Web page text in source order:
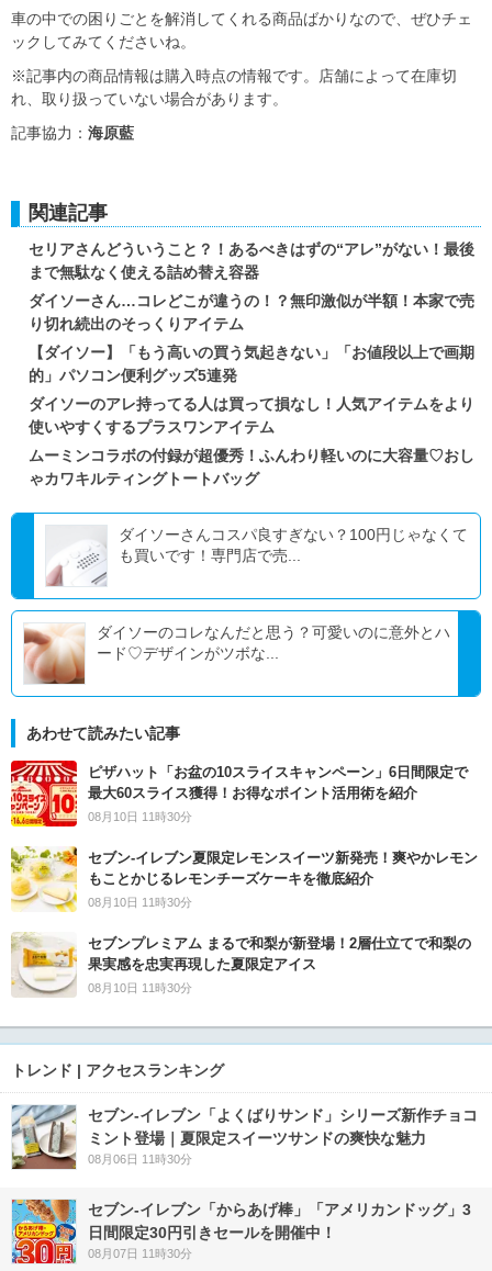
車の中での困りごとを解消してくれる商品ばかりなので、ぜひチェ
ックしてみてくださいね。
※記事内の商品情報は購入時点の情報です。店舗によって在庫切
れ、取り扱っていない場合があります。
記事協力： 海原藍
関連記事
セリアさんどういうこと？！あるべきはずの“アレ”がない！最後
まで無駄なく使える詰め替え容器
ダイソーさん…コレどこが違うの！？無印激似が半額！本家で売
り切れ続出のそっくりアイテム
【ダイソー】「もう高いの買う気起きない」「お値段以上で画期
的」パソコン便利グッズ5連発
ダイソーのアレ持ってる人は買って損なし！人気アイテムをより
使いやすくするプラスワンアイテム
ムーミンコラボの付録が超優秀！ふんわり軽いのに大容量♡おし
ゃカワキルティングトートバッグ
ダイソーさんコスパ良すぎない？100円じゃなくて
も買いです！専門店で売...
ダイソーのコレなんだと思う？可愛いのに意外とハ
ード♡デザインがツボな...
あわせて読みたい記事
ピザハット「お盆の10スライスキャンペーン」6日間限定で
最大60スライス獲得！お得なポイント活用術を紹介
08月10日 11時30分
セブン‐イレブン夏限定レモンスイーツ新発売！爽やかレモン
もことかじるレモンチーズケーキを徹底紹介
08月10日 11時30分
セブンプレミアム まるで和梨が新登場！2層仕立てで和梨の
果実感を忠実再現した夏限定アイス
08月10日 11時30分
トレンド | アクセスランキング
セブン‐イレブン「よくばりサンド」シリーズ新作チョコ
ミント登場｜夏限定スイーツサンドの爽快な魅力
08月06日 11時30分
セブン‐イレブン「からあげ棒」「アメリカンドッグ」3
日間限定30円引きセールを開催中！
08月07日 11時30分